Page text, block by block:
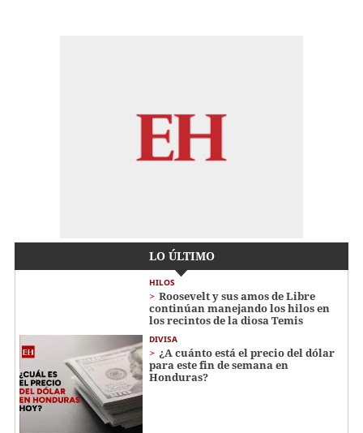
LO ÚLTIMO
HILOS
Roosevelt y sus amos de Libre
continúan manejando los hilos en
los recintos de la diosa Temis
DIVISA
¿A cuánto está el precio del dólar
para este fin de semana en
Honduras?